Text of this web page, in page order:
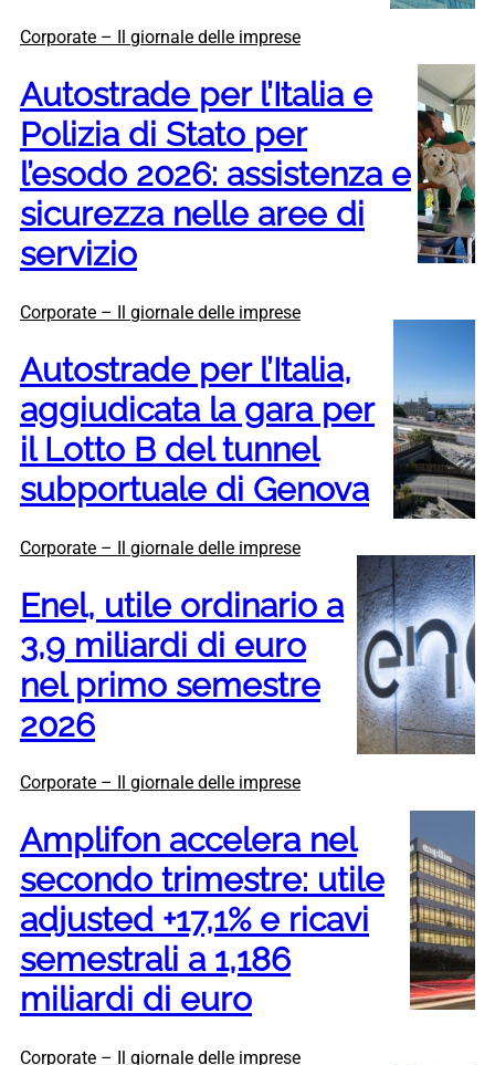
Corporate – Il giornale delle imprese
Autostrade per l’Italia e
Polizia di Stato per
l’esodo 2026: assistenza e
sicurezza nelle aree di
servizio
Corporate – Il giornale delle imprese
Autostrade per l’Italia,
aggiudicata la gara per
il Lotto B del tunnel
subportuale di Genova
Corporate – Il giornale delle imprese
Enel, utile ordinario a
3,9 miliardi di euro
nel primo semestre
2026
Corporate – Il giornale delle imprese
Amplifon accelera nel
secondo trimestre: utile
adjusted +17,1% e ricavi
semestrali a 1,186
miliardi di euro
Corporate – Il giornale delle imprese